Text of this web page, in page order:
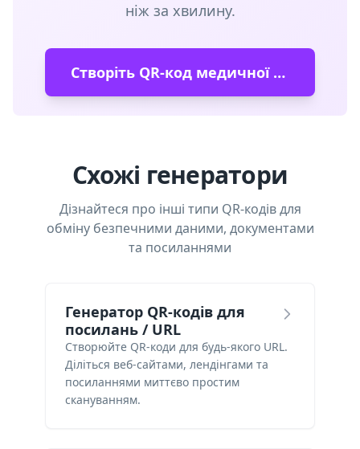
ніж за хвилину.
Створіть QR-код медичної карти
Схожі генератори
Дізнайтеся про інші типи QR-кодів для
обміну безпечними даними, документами
та посиланнями
Генератор QR-кодів для
посилань / URL
Створюйте QR-коди для будь-якого URL.
Діліться веб-сайтами, лендінгами та
посиланнями миттєво простим
скануванням.